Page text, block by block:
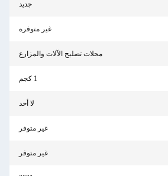
جديد
غير متوفره
محلات تصليح الآلات والمزارع
1 كجم
لا أحد
غير متوفر
غير متوفر